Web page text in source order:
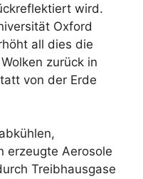
wird.
Oxford
all dies die
zurück in
von der Erde
erzeugte Aerosole
Treibhausgase